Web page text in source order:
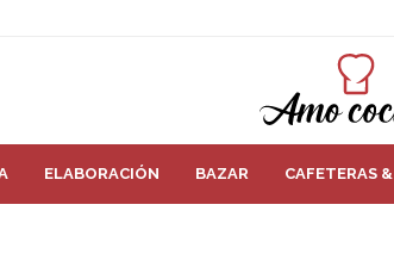
ELABORACIÓN BAZAR CAFETERAS